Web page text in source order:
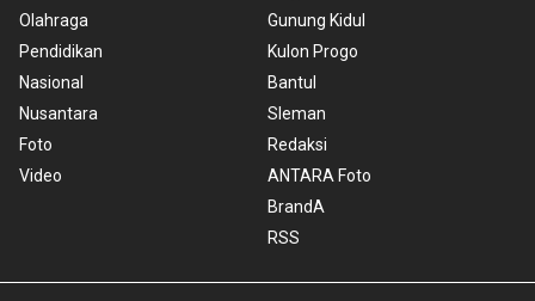
Olahraga
Pendidikan
Nasional
Nusantara
Foto
Video
Gunung Kidul
Kulon Progo
Bantul
Sleman
Redaksi
ANTARA Foto
BrandA
RSS